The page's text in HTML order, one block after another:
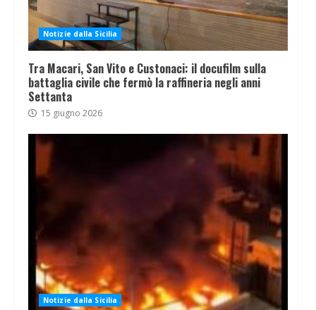
Notizie dalla Sicilia
Tra Macari, San Vito e Custonaci: il docufilm sulla
battaglia civile che fermò la raffineria negli anni
Settanta
15 giugno 2026
Notizie dalla Sicilia